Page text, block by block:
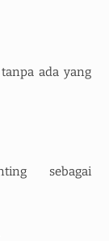
ada yang
sebagai